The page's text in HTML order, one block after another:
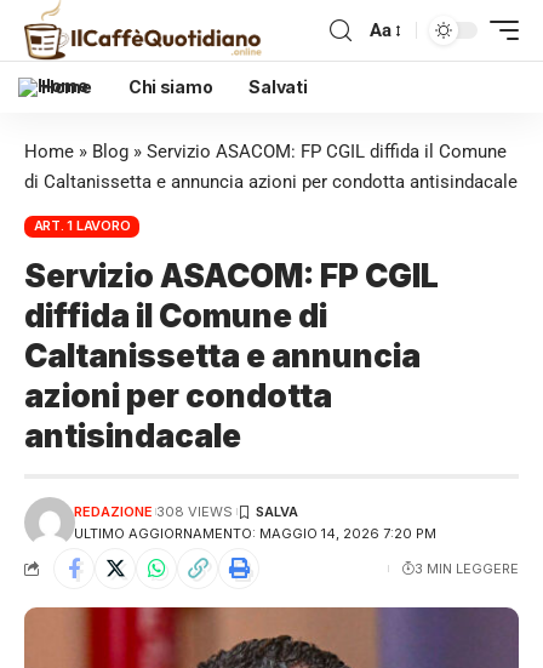
Aa
Home Chi siamo Salvati
Home » Blog » Servizio ASACOM: FP CGIL diffida il Comune
di Caltanissetta e annuncia azioni per condotta antisindacale
ART. 1 LAVORO
Servizio ASACOM: FP CGIL
diffida il Comune di
Caltanissetta e annuncia
azioni per condotta
antisindacale
ULTIMO AGGIORNAMENTO: MAGGIO 14, 2026 7:20 PM
REDAZIONE 308 VIEWS
3 MIN LEGGERE